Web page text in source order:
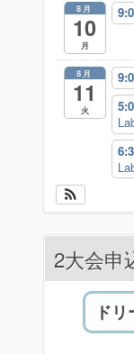
8月
10
月
8月
11
火
2大会申
ド